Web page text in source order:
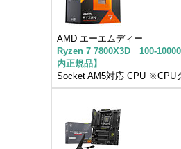
AMD エーエムディー
Ryzen 7 7800X3D 100-
内正規品】
Socket AM5対応 CPU ※CPU